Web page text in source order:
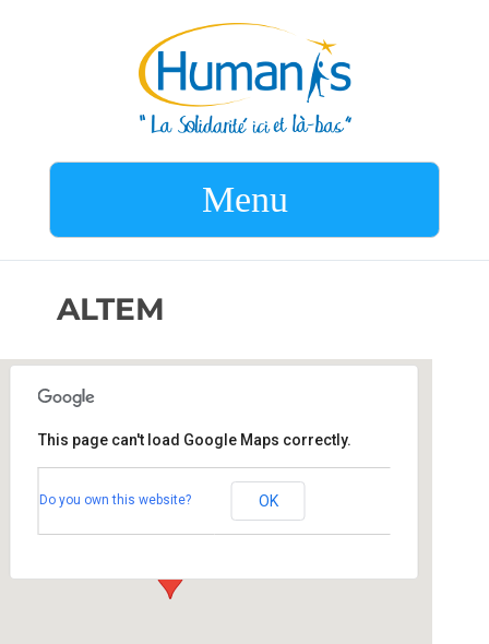
Menu
ALTEM
10 Route du Rohrschollen - Strasbourg
This page can't load Google Maps correctly.
Do you own this website? OK